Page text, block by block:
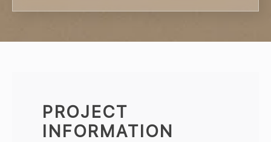
PROJECT
INFORMATION